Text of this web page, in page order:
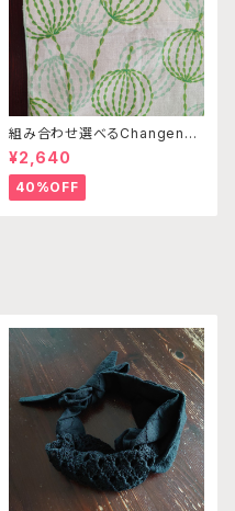
組み合わせ選べるChangenab
leエプロン ※前部分のみ エ
ンゼルフィッシュグリーン×パス
テルグリーン （※本体部分は
別売りです）
¥2,640
40%OFF